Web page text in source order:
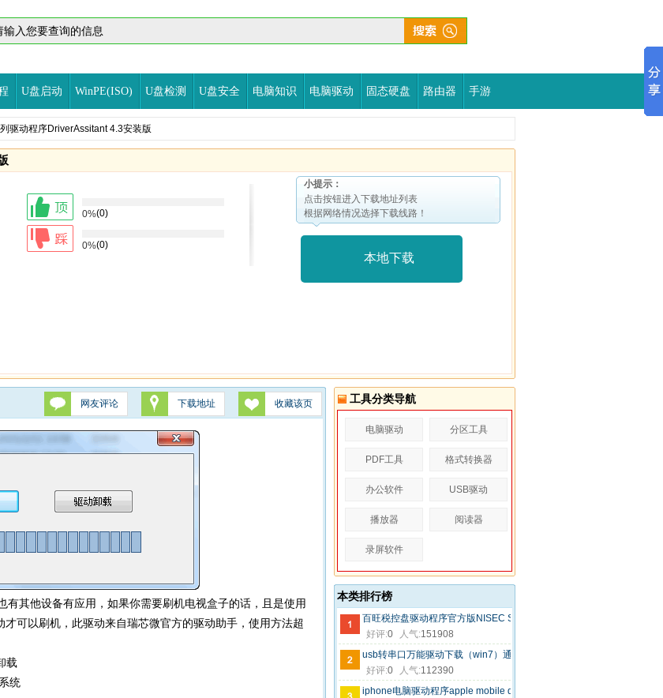
U盘启动 WinPE(ISO) U盘检测 U盘安全 电脑知识 电脑驱动 固态硬盘 路由器 手游
驱动程序DriverAssitant 4.3安装版
0%(0)
0%(0)
小提示：
点击按钮进入下载地址列表
根据网络情况选择下载线路！
本地下载
网友评论 下载地址 收藏该页
其他设备有应用，如果你需要刷机电视盒子的话，且是使用
可以刷机，此驱动来自瑞芯微官方的驱动助手，使用方法超
载
统
工具分类导航
电脑驱动 分区工具
PDF工具 格式转换器
办公软件 USB驱动
播放器 阅读器
录屏软件
本类排行榜
百旺税控盘驱动程序官方版NISEC SafeToolKit 1.0.70
好评:0 人气:151908
usb转串口万能驱动下载（win7）通用版-连接串口232
好评:0 人气:112390
iphone电脑驱动程序apple mobile device官方版